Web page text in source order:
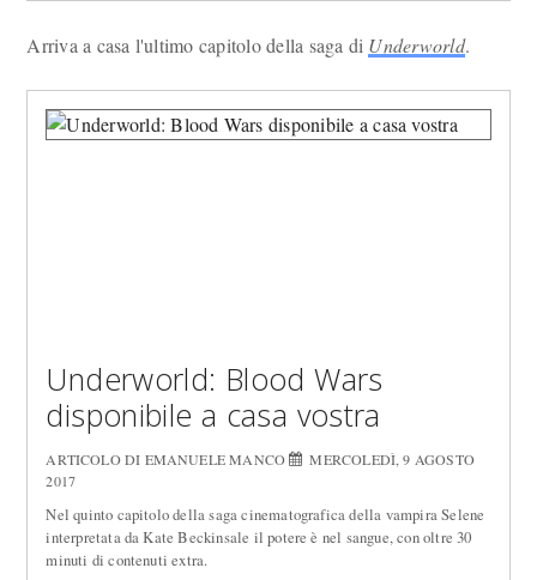
Arriva a casa l'ultimo capitolo della saga di Underworld.
Underworld: Blood Wars
disponibile a casa vostra
ARTICOLO DI EMANUELE MANCO
MERCOLEDÌ, 9 AGOSTO
2017
Nel quinto capitolo della saga cinematografica della vampira Selene
interpretata da Kate Beckinsale il potere è nel sangue, con oltre 30
minuti di contenuti extra.